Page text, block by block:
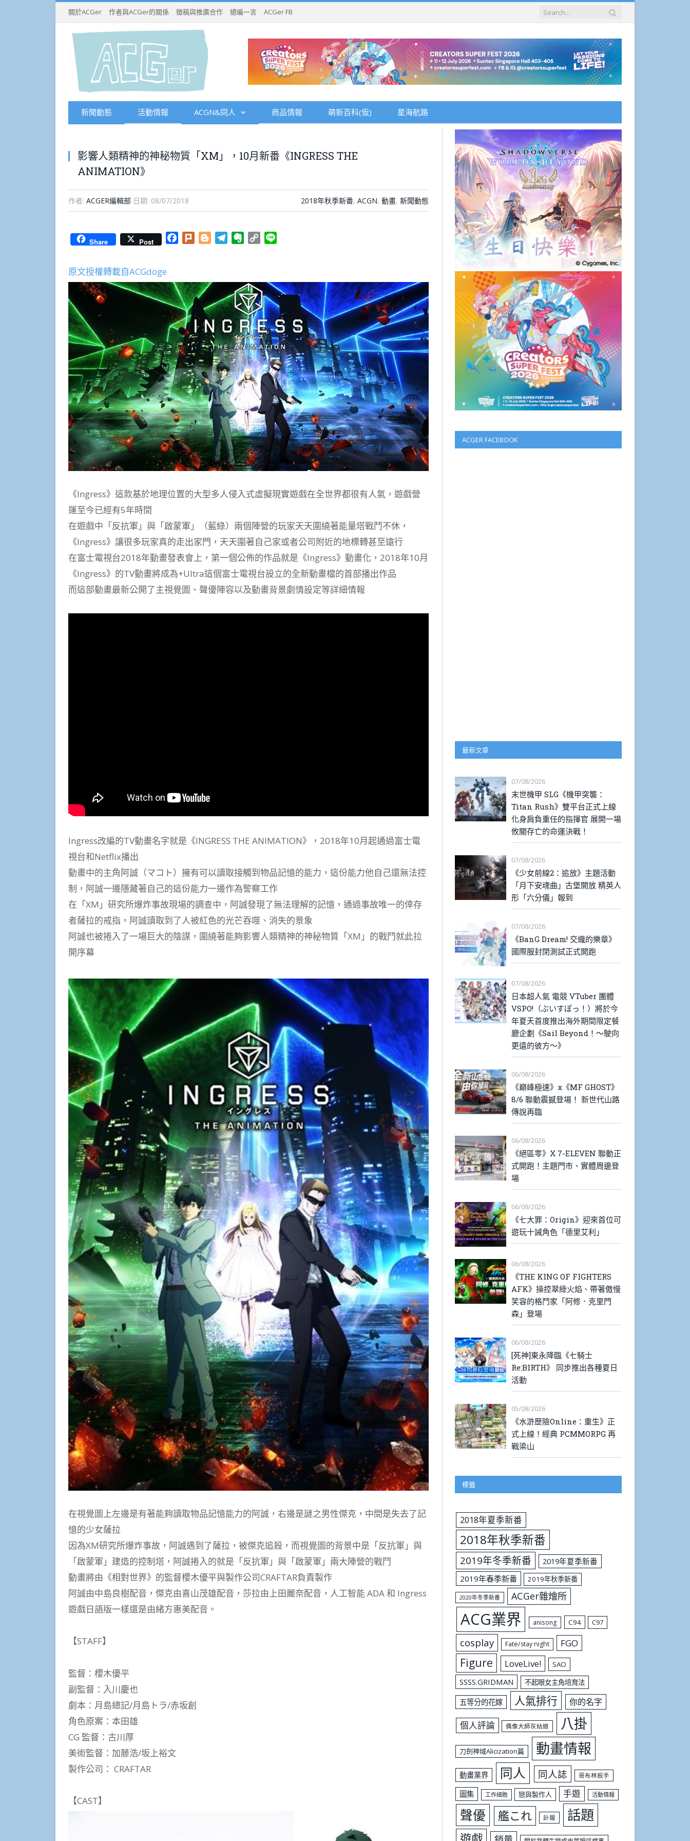
關於ACGer 作者與ACGer的關係 徵稿與推廣合作 總編一言 ACGer FB
新聞動態 活動情報 ACGN&同人 商品情報 萌新百科(仮) 星海航路
影響人類精神的神秘物質「XM」，10月新番《INGRESS THE
ANIMATION》
作者: ACGER編輯部 日期: 08/07/2018 2018年秋季新番, ACGN, 動畫, 新聞動態
Share Post Facebook
Plurk BloggerTelegramEvernote
Copy
原文授權轉載自ACGdoge
《Ingress》這款基於地理位置的大型多人侵入式虛擬現實遊戲在全世界都很有人氣，遊戲營
運至今已經有5年時間
在遊戲中「反抗軍」與「啟蒙軍」（藍綠）兩個陣營的玩家天天圍繞著能量塔戰鬥不休，
《Ingress》讓很多玩家真的走出家門，天天圍著自己家或者公司附近的地標轉甚至遠行
在富士電視台2018年動畫發表會上，第一個公佈的作品就是《Ingress》動畫化，2018年10月
《Ingress》的TV動畫將成為+Ultra這個富士電視台設立的全新動畫檔的首部播出作品
而這部動畫最新公開了主視覺圖、聲優陣容以及動畫背景劇情設定等詳細情報
Ingress改編的TV動畫名字就是《INGRESS THE ANIMATION》，2018年10月起通過富士電
視台和Netflix播出
動畫中的主角阿誠（マコト）擁有可以讀取接觸到物品記憶的能力，這份能力他自己還無法控
制，阿誠一邊隱藏著自己的這份能力一邊作為警察工作
在「XM」研究所爆炸事故現場的調查中，阿誠發現了無法理解的記憶，通過事故唯一的倖存
者薩拉的戒指，阿誠讀取到了人被紅色的光芒吞噬、消失的景象
阿誠也被捲入了一場巨大的陰謀，圍繞著能夠影響人類精神的神秘物質「XM」的戰鬥就此拉
開序幕
在視覺圖上左邊是有著能夠讀取物品記憶能力的阿誠，右邊是謎之男性傑克，中間是失去了記
憶的少女薩拉
因為XM研究所爆炸事故，阿誠遇到了薩拉，被傑克追殺，而視覺圖的背景中是「反抗軍」與
「啟蒙軍」建造的控制塔，阿誠捲入的就是「反抗軍」與「啟蒙軍」兩大陣營的戰鬥
動畫將由《相對世界》的監督櫻木優平與製作公司CRAFTAR負責製作
阿誠由中島良樹配音，傑克由喜山茂雄配音，莎拉由上田麗奈配音，人工智能 ADA 和 Ingress
遊戲日語版一樣還是由緒方惠美配音。
【STAFF】
監督：櫻木優平
副監督：入川慶也
劇本：月島總記/月島トラ/赤坂創
角色原案：本田雄
CG 監督：古川厚
美術監督：加藤浩/坂上裕文
製作公司： CRAFTAR
【CAST】
ACGER FACEBOOK
最新文章
07/08/2026
末世機甲 SLG《機甲突襲：
Titan Rush》雙平台正式上線
化身肩負重任的指揮官 展開一場
攸關存亡的命運決戰！
07/08/2026
《少女前線2：追放》主題活動
「月下安魂曲」古堡開放 精英人
形「六分儀」報到
07/08/2026
《BanG Dream! 交織的樂章》
國際服封閉測試正式開跑
07/08/2026
日本超人氣 電競 VTuber 團體
VSPO!（ぶいすぽっ！）將於今
年夏天首度推出海外期間限定餐
廳企劃《Sail Beyond！～駛向
更遠的彼方～》
06/08/2026
《巔峰極速》x《MF GHOST》
8/6 聯動震撼登場！ 新世代山路
傳說再臨
06/08/2026
《絕區零》X 7-ELEVEN 聯動正
式開跑！主題門市、實體周邊登
場
06/08/2026
《七大罪：Origin》迎來首位可
遊玩十誡角色「德里艾利」
06/08/2026
《THE KING OF FIGHTERS
AFK》操控翠綠火焰、帶著傲慢
笑容的格鬥家「阿修．克里門
森」登場
06/08/2026
[死神]東永降臨《七騎士
Re:BIRTH》 同步推出各種夏日
活動
05/08/2026
《水滸歷險Online：重生》正
式上線！經典 PCMMORPG 再
戰梁山
標籤
2018年夏季新番
2018年秋季新番
2019年冬季新番
2019年夏季新番
2019年春季新番
2019年秋季新番
2020年冬季新番 ACGer雜燴所
ACG業界 anisong C94 C97
cosplay Fate/stay night FGO
Figure LoveLive! SAO
SSSS.GRIDMAN 不起眼女主角培育法
五等分的花嫁 人氣排行 你的名字
個人評論 偶像大師灰姑娘 八掛
刀劍神域Alicization篇 動畫情報
動畫業界 同人 同人誌 哥布林殺手
圖集 工作細胞 戀與製作人 手遊 活動情報
聲優 艦これ 訃報 話題